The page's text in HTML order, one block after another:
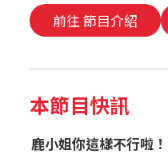
前往 節目介紹
本節目快訊
鹿小姐你這樣不行啦！